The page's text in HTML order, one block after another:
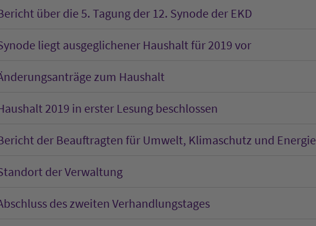
über die 5. Tagung der 12. Synode der EKD
liegt ausgeglichener Haushalt für 2019 vor
zum Haushalt
2019 in erster Lesung beschlossen
der Beauftragten für Umwelt, Klimaschutz und Energie
der Verwaltung
des zweiten Verhandlungstages